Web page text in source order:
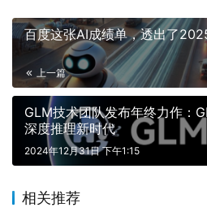
百度这张AI成绩单，透出了
上一篇
GLM技术团队发布年终力作：
深度推理新时代
2024年12月31日 下午1:15
相关推荐